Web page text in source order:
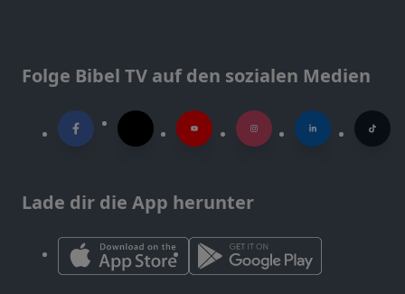
Folge Bibel TV auf den sozialen Medien
Lade dir die App herunter